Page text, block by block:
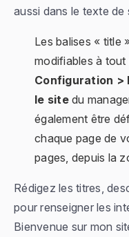
aussi dans le texte de
Les balises « title
modifiables à tout
Configuration >
le sitedu
également être
chaque page de
pages, depuis la
Rédigez les titres,
pour renseigner les
Bienvenue sur mon